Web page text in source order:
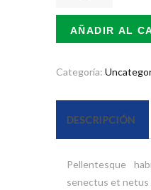
era:
$250.00.
es:
cantidad
AÑADIR AL
Categoría:
DESCRIPCIÓN
Pellentesque
senectus et netus